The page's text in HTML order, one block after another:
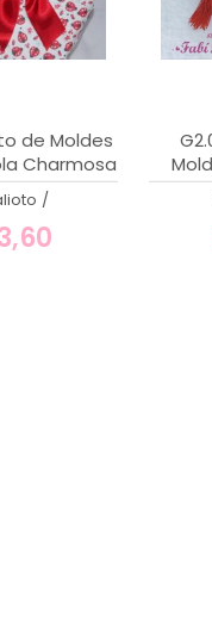
de Moldes
Charmosa
/